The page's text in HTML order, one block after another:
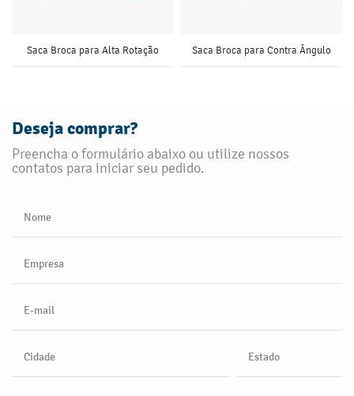
Saca Broca para Alta Rotação Saca Broca para Contra Ângulo
Deseja comprar?
Preencha o formulário abaixo ou utilize nossos
contatos para iniciar seu pedido.
Nome
Empresa
E-mail
Cidade Estado